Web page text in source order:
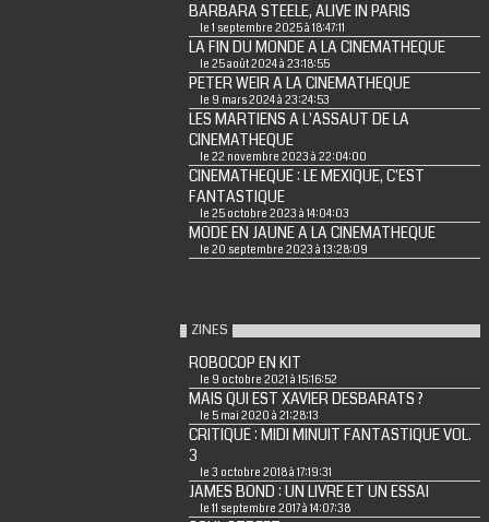
BARBARA STEELE, ALIVE IN PARIS
le 1 septembre 2025 à 18:47:11
LA FIN DU MONDE A LA CINEMATHEQUE
le 25 août 2024 à 23:18:55
PETER WEIR A LA CINEMATHEQUE
le 9 mars 2024 à 23:24:53
LES MARTIENS A L'ASSAUT DE LA
CINEMATHEQUE
le 22 novembre 2023 à 22:04:00
CINEMATHEQUE : LE MEXIQUE, C'EST
FANTASTIQUE
le 25 octobre 2023 à 14:04:03
MODE EN JAUNE A LA CINEMATHEQUE
le 20 septembre 2023 à 13:28:09
ZINES
ROBOCOP EN KIT
le 9 octobre 2021 à 15:16:52
MAIS QUI EST XAVIER DESBARATS ?
le 5 mai 2020 à 21:28:13
CRITIQUE : MIDI MINUIT FANTASTIQUE VOL.
3
le 3 octobre 2018 à 17:19:31
JAMES BOND : UN LIVRE ET UN ESSAI
le 11 septembre 2017 à 14:07:38